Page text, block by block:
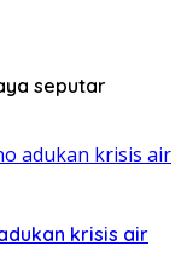
seputar
krisis air